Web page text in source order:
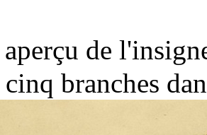
de
branches